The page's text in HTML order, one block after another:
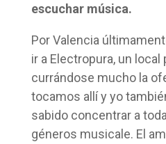
escuchar música.
Por Valencia
ir a Electropura, un
currándose mucho la
tocamos allí y yo
sabido concentrar a
géneros musicale. El